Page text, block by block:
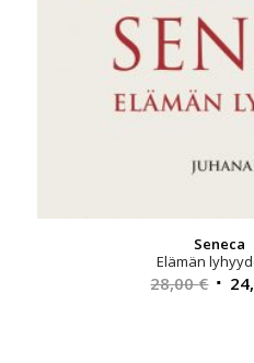
Seneca
Elämän
28,00€